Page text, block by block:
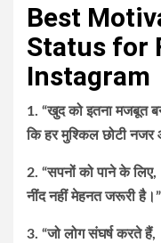
Best
Status for
Instagram
1. “खुद को इतना मजबूत
कि हर मुश्किल छोटी
2. “सपनों को पाने के लिए,
नींद नहीं मेहनत जरूरी है।”
3. “जो लोग संघर्ष करते हैं,